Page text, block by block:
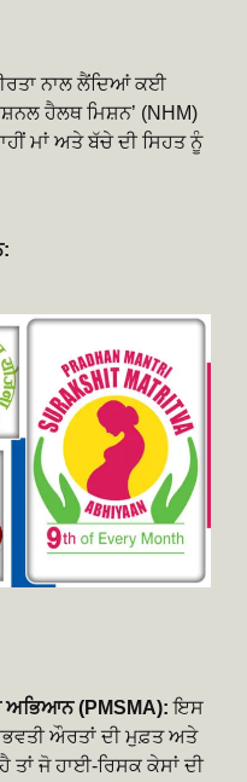
ਨਾਲ ਲੈਂਦਿਆਂ ਕਈ
ਹੈਲਥ ਮਿਸ਼ਨ’ (NHM)
ਮਾਂ ਅਤੇ ਬੱਚੇ ਦੀ ਸਿਹਤ ਨੂੰ
ਅਭਿਆਨ (PMSMA): ਇਸ
ਔਰਤਾਂ ਦੀ ਮੁਫ਼ਤ ਅਤੇ
ਤਾਂ ਜੋ ਹਾਈ-ਰਿਸਕ ਕੇਸਾਂ ਦੀ